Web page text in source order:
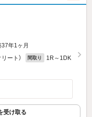
37年1ヶ月
ート） 間取り 1R～1DK
受け取る